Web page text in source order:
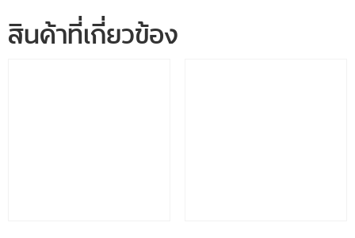
สินค้าที่เกี่ยวข้อง